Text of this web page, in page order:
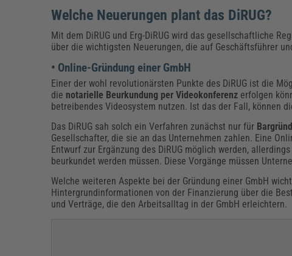
Welche Neuerungen plant das DiRUG?
Mit dem DiRUG und Erg-DiRUG wird das gesellschaftliche
über die wichtigsten Neuerungen, die auf Geschäftsführer
• Online-Gründung einer GmbH
Einer der wohl revolutionärsten Punkte des DiRUG ist die
die notarielle Beurkundung per Videokonferenz erfolgen
betreibendes Videosystem nutzen. Ist das der Fall, können
Das DiRUG sah solch ein Verfahren zunächst nur für
Gesellschafter, die sie an das Unternehmen zahlen. Eine
Entwurf zur Ergänzung des DiRUG möglich werden,
beurkundet werden müssen. Diese Vorgänge müssen
Welche weiteren Aspekte bei der Gründung einer GmbH
Hintergrundinformationen von der Finanzierung über die
und Verträge, die den Arbeitsalltag in der GmbH erleichtern.